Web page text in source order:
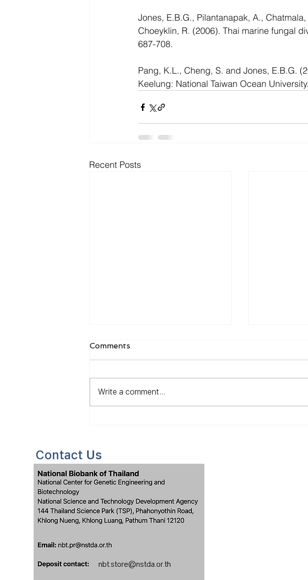
Jones, E.B.G., Pilantanapak, A.,
Choeyklin, R. (2006). Thai marine fungal
687-708.
Pang, K.L., Cheng, S. and Jones, E.B.G.
Keelung: National Taiwan Ocean University.
Recent Posts
ศาสตร์จุฬาภรณราชวิทยาลัย
มุกดาหาร 8/1/2569
Comments
Write a comment...
Contact Us
nbt.store@nstda.or.th